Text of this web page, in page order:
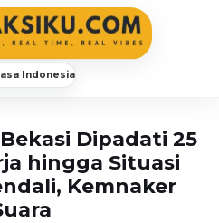
Indonesia
Dipadati 25
hingga Situasi
Kemnaker